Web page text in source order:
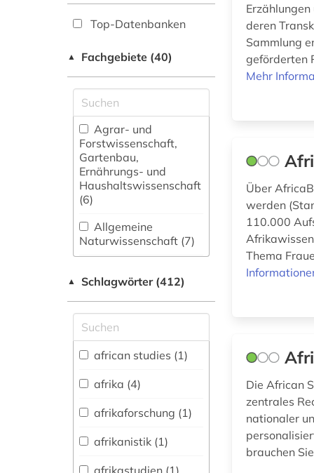
Top-Datenbanken
▲ Fachgebiete (40)
Agrar- und
Forstwissenschaft,
Gartenbau,
Ernährungs- und
Haushaltswissenschaft
(6)
Allgemeine
Naturwissenschaft (7)
fachübergreifende
Allgemeine und
vergleichende Sprach-
und
Literaturwissenschaft.
Indogermanistik.
Außereuropäische
Sprachen und
Anglistik.
Amerikanistik (11)
▲ Schlagwörter (412)
african studies (1)
afrika (4)
afrikaforschung (1)
afrikanistik (1)
deren
Sammlung
geförderten
Mehr
Über
werden
110.000
Thema
Die African
zentrales
nationaler
brauchen